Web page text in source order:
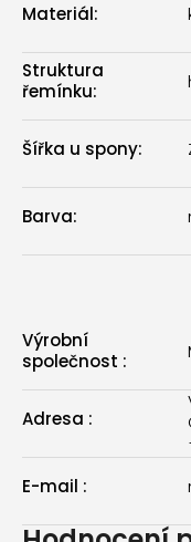
Materiál:
Struktura
řemínku:
Šířka u spony:
Barva:
Výrobní
společnost :
Adresa :
E-mail :